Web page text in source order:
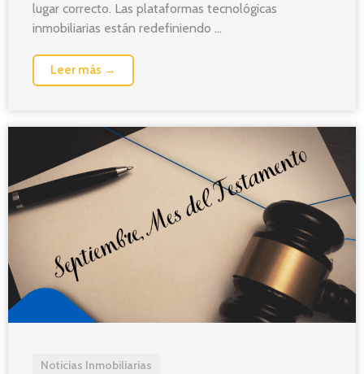
lugar correcto. Las plataformas tecnológicas
inmobiliarias están redefiniendo ...
Leer más →
Noticias Inmobiliarias